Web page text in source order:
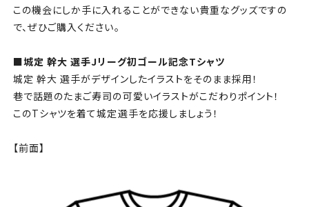
アカデミー・スクール
農業部
まちづくり
この機会にしか手に入れることができない貴重なグッズですの
で、ぜひご購入ください。
■城定 幹大 選手Jリーグ初ゴール記念Tシャツ
城定 幹大 選手がデザインしたイラストをそのまま採用！
巷で話題のたまご寿司の可愛いイラストがこだわりポイント！
このTシャツを着て城定選手を応援しましょう！
【前面】